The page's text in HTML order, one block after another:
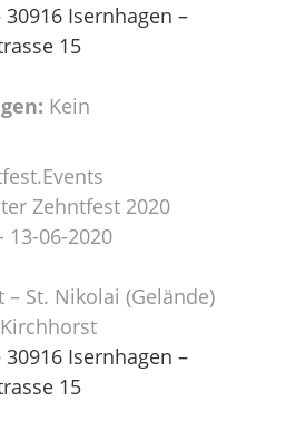
30916 Isernhagen –
15
Kein
Zehntfest 2020
13-06-2020
– St. Nikolai (Gelände)
30916 Isernhagen –
15